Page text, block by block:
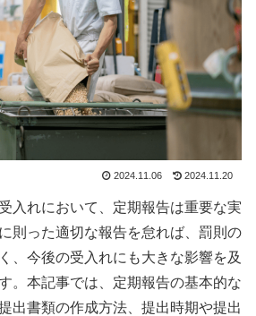
2024.11.06 2024.11.20
入れにおいて、定期報告は重要な実
則った適切な報告を怠れば、罰則の
、今後の受入れにも大きな影響を及
。本記事では、定期報告の基本的な
出書類の作成方法、提出時期や提出